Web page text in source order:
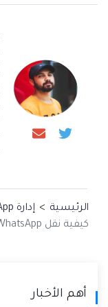
الرئيسية > إدارة WhatsApp
كيفية نقل WhatsApp من iPhone إلى iPhone 14
أهم الأخبار